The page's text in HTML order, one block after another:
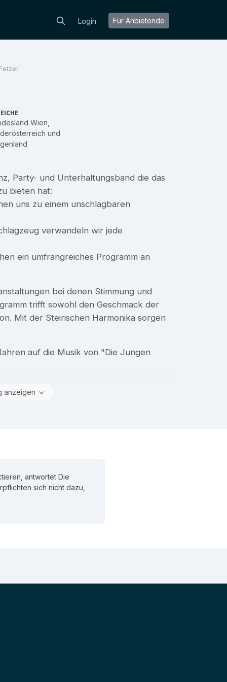
Login Für Anbietende
Wien
und
Party- und Unterhaltungsband die das
bieten hat:
uns zu einem unschlagbaren
verwandeln wir jede
ein umfrangreiches Programm an
bei denen Stimmung und
trifft sowohl den Geschmack der
Mit der Steirischen Harmonika sorgen
auf die Musik von "Die Jungen
anzeigen
antwortet Die
sich nicht dazu,